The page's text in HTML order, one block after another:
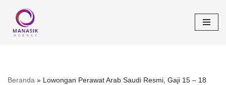
Lompat
ke
Beranda » Lowongan Perawat Arab Saudi Resmi, Gaji 15 – 18